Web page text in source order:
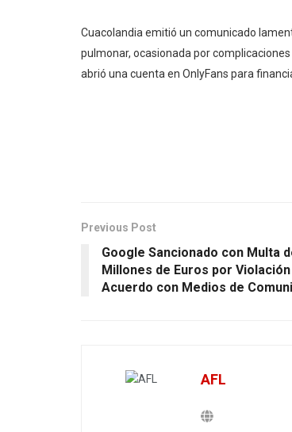
Cuacolandia emitió un comunicado
pulmonar, ocasionada por
abrió una cuenta en OnlyFans para
Previous Post
Google Sancionado con Multa
Millones de Euros por Violación
Acuerdo con Medios de
AFL